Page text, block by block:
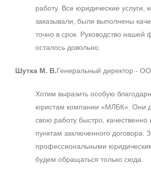
работу. Все юридические услуги,
заказывали, были выполнены
точно в срок. Руководство нашей
осталось довольно.
Шутка М. В.Генеральный директор -
Хотим выразить особую
юристам компании «МЛБК». Они
свою работу быстро, качественно
пунктам заключенного договора.
профессиональными
будем обращаться только сюда.